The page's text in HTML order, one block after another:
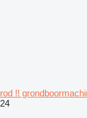
rod !!
24